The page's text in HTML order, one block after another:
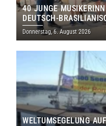
40 JUNGE
DEUTSCH-
THOLEY
Donnerstag, 6. August 2026
WELTUMSEGELUNG